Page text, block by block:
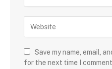
Save my name, email,
for the next time I